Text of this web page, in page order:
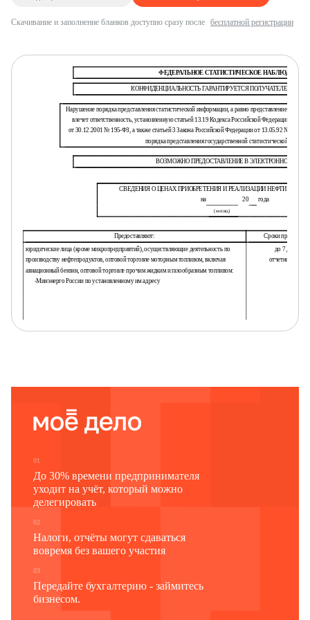
Скачивание и заполнение бланков доступно сразу после бесплатной регистрации
ФЕДЕРАЛЬНОЕ СТАТИСТИЧЕСКОЕ НАБЛЮДЕНИЕ
КОНФИДЕНЦИАЛЬНОСТЬ ГАРАНТИРУЕТСЯ ПОЛУЧАТЕЛЕМ
Нарушение порядка представления статистической информации, а равно представление
влечет ответственность, установленную статьей 13.19 Кодекса Российской Федерации об
от 30.12.2001 № 195-ФЗ, а также статьей 3 Закона Российской Федерации от 13.05.92 № 2761-1
порядка представления государственной статистической
ВОЗМОЖНО ПРЕДОСТАВЛЕНИЕ В ЭЛЕКТРОННОМ ВИДЕ
СВЕДЕНИЯ О ЦЕНАХ ПРИОБРЕТЕНИЯ И РЕАЛИЗАЦИИ НЕФТИ И
на
20 года
(месяц)
Предоставляют:
Сроки
юридические лица (кроме микропредприятий), осуществляющие деятельность по
до 7 дня
производству нефтепродуктов, оптовой торговле моторным топливом, включая отчетного
авиационный бензин, оптовой торговле прочим жидким и газообразным топливом:
-Минэнерго России по установленному им адресу
0607020
01
До 30% времени предпринимателя
уходит на учёт, который можно
делегировать
02
Налоги, отчёты могут сдаваться
вовремя без вашего участия
03
Передайте бухгалтерию - займитесь
бизнесом.